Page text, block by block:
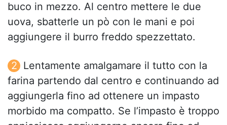
buco in mezzo. Al centro mettere le due
uova, sbatterle un pò con le mani e poi
aggiungere il burro freddo spezzettato.
Lentamente amalgamare il tutto con la
farina partendo dal centro e continuando ad
aggiungerla fino ad ottenere un impasto
morbido ma compatto. Se l’impasto è troppo